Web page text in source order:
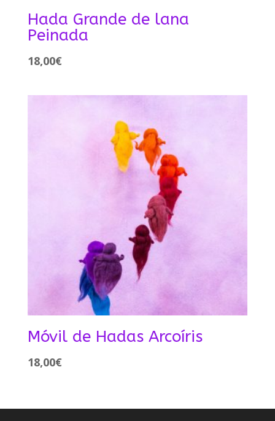
Hada Grande de lana
Peinada
18,00€
Móvil de Hadas Arcoíris
18,00€